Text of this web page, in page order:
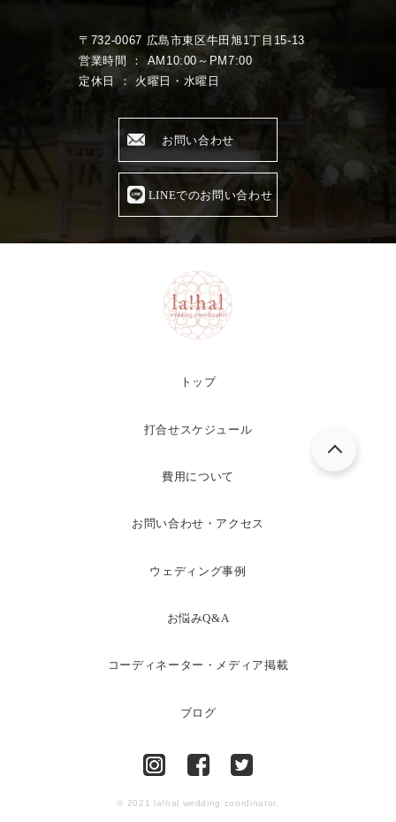
〒732-0067 広島市東区牛田旭1丁目15-13
営業時間 ： AM10:00～PM7:00
定休日 ： 火曜日・水曜日
お問い合わせ
LINEでのお問い合わせ
トップ
打合せスケジュール
費用について
お問い合わせ・アクセス
ウェディング事例
お悩みQ&A
コーディネーター・メディア掲載
ブログ
© 2021 la!hal wedding coordinator.